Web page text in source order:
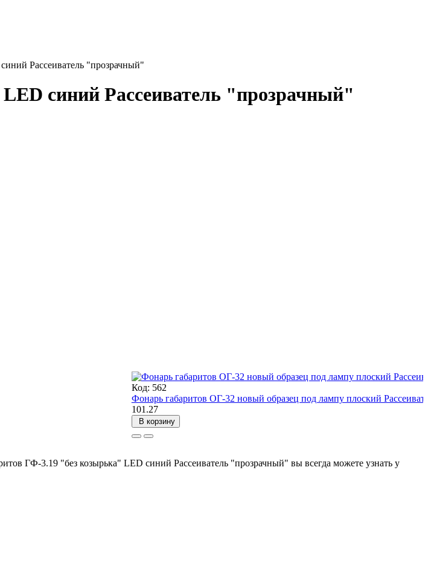
Рассеиватель "прозрачный"
синий Рассеиватель "прозрачный"
Код: 562
Фонарь габаритов ОГ-32 новый образец под лампу плоский
101.27
В корзину
ГФ-3.19 "без козырька" LED синий Рассеиватель "прозрачный" вы всегда можете узнать у